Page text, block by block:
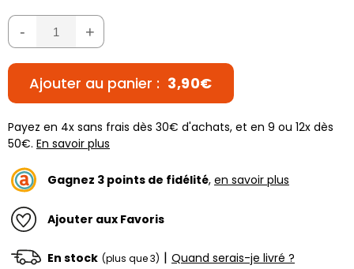
- +
Ajouter au panier : 3,90€
Payez en 4x sans frais dès 30€ d'achats, et en 9 ou 12x dès
50€. En savoir plus
Gagnez 3 points de fidélité, en savoir plus
Ajouter aux Favoris
En stock (plus que 3) | Quand serais-je livré ?